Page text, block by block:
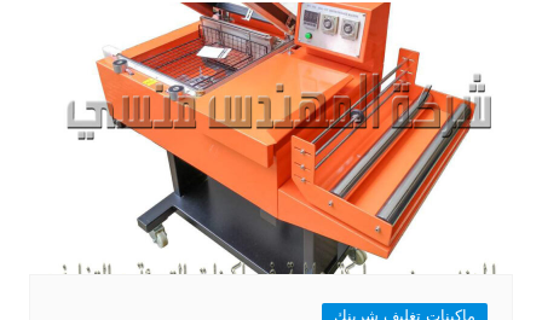
ماكينات تغليف شرينك